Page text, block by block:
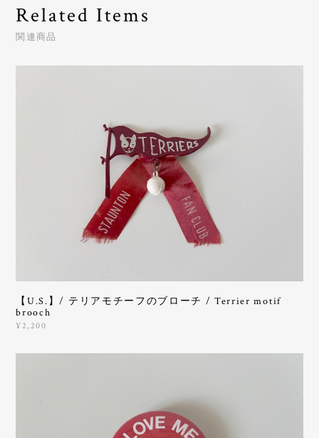
Related Items
関連商品
【U.S.】/ テリアモチーフのブローチ / Terrier motif
brooch
¥2,200